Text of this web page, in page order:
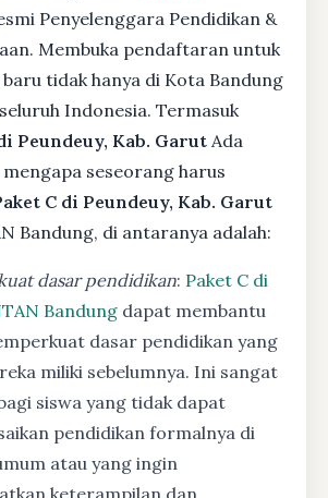
Penyelenggara Pendidikan &
Membuka pendaftaran untuk
tidak hanya di Kota Bandung
Indonesia. Termasuk
Peundeuy, Kab. Garut Ada
mengapa seseorang harus
C di Peundeuy, Kab. Garut
Bandung, di antaranya adalah:
dasar pendidikan: Paket C di
Bandung dapat membantu
dasar pendidikan yang
miliki sebelumnya. Ini sangat
siswa yang tidak dapat
pendidikan formalnya di
atau yang ingin
keterampilan dan